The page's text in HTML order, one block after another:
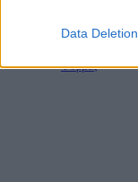
Data Deletion
Φορμές